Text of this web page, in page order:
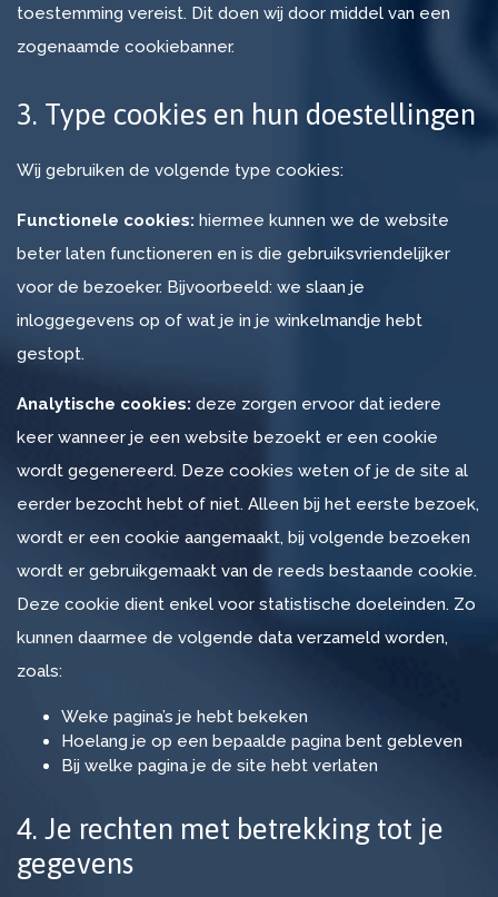
Onze
toestemming vereist. Dit doen wij door middel van een
zogenaamde cookiebanner.
3. Type cookies en hun doestellingen
Wij gebruiken de volgende type cookies:
Functionele cookies: hiermee kunnen we de website
beter laten functioneren en is die gebruiksvriendelijker
voor de bezoeker. Bijvoorbeeld: we slaan je
inloggegevens op of wat je in je winkelmandje hebt
gestopt.
Analytische cookies: deze zorgen ervoor dat iedere
keer wanneer je een website bezoekt er een cookie
wordt gegenereerd. Deze cookies weten of je de site al
eerder bezocht hebt of niet. Alleen bij het eerste bezoek,
wordt er een cookie aangemaakt, bij volgende bezoeken
wordt er gebruikgemaakt van de reeds bestaande cookie.
Deze cookie dient enkel voor statistische doeleinden. Zo
kunnen daarmee de volgende data verzameld worden,
zoals:
Weke pagina’s je hebt bekeken
Hoelang je op een bepaalde pagina bent gebleven
Bij welke pagina je de site hebt verlaten
4. Je rechten met betrekking tot je
gegevens